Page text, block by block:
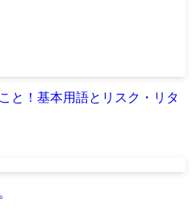
と！基本用語とリスク・リタ